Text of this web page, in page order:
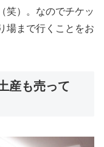
笑）。なのでチケッ
場まで行くことをお
産も売って